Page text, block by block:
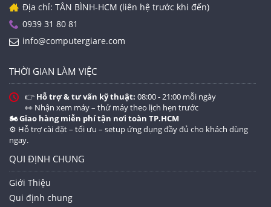
Địa chỉ: TÂN BÌNH-HCM (liên hệ trước khi đến)
0939 31 80 81
info@computergiare.com
THỜI GIAN LÀM VIỆC
👉 Hỗ trợ & tư vấn kỹ thuật: 08:00 - 21:00 mỗi ngày
👀 Nhận xem máy – thử máy theo lịch hẹn trước
🏍️ Giao hàng miễn phí tận nơi toàn TP.HCM
⚙️ Hỗ trợ cài đặt – tối ưu – setup ứng dụng đầy đủ cho khách dùng
ngay.
QUI ĐỊNH CHUNG
Giới Thiệu
Qui định chung